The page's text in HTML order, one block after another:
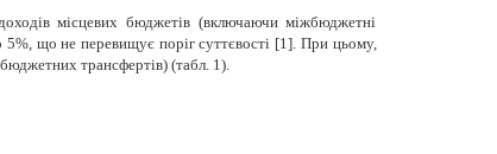
місцевих бюджетів (включаючи міжбюджетні
що не перевищує поріг суттєвості [1]. При цьому,
трансфертів) (табл. 1).